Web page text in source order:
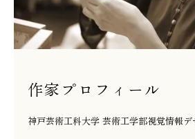
作家プロフィール
神戸芸術工科大学 芸術工学部視覚情報デ